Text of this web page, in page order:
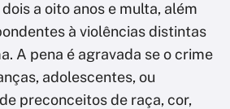
a oito anos e multa, além
à violências distintas
A pena é agravada se o crime
adolescentes, ou
preconceitos de raça, cor,